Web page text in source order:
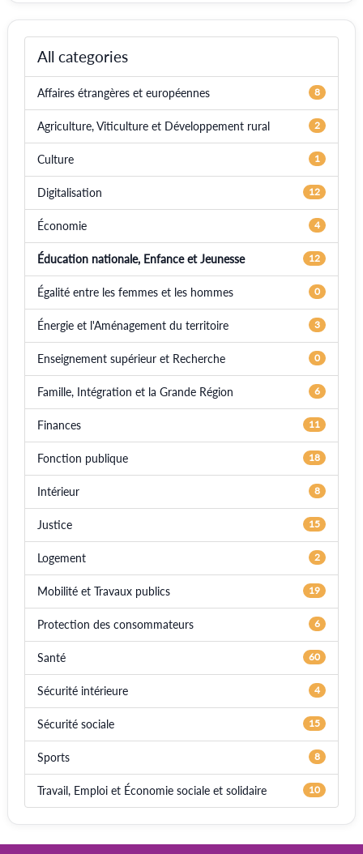
All categories
Affaires étrangères et européennes 8
Agriculture, Viticulture et Développement rural 2
Culture 1
Digitalisation 12
Économie 4
Éducation nationale, Enfance et Jeunesse 12
Égalité entre les femmes et les hommes 0
Énergie et l'Aménagement du territoire 3
Enseignement supérieur et Recherche 0
Famille, Intégration et la Grande Région 6
Finances 11
Fonction publique 18
Intérieur 8
Justice 15
Logement 2
Mobilité et Travaux publics 19
Protection des consommateurs 6
Santé 60
Sécurité intérieure 4
Sécurité sociale 15
Sports 8
Travail, Emploi et Économie sociale et solidaire 10